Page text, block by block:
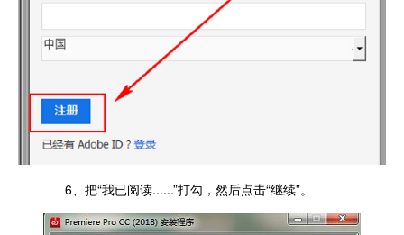
6、把“我已阅读......”打勾，然后点击“继续”。